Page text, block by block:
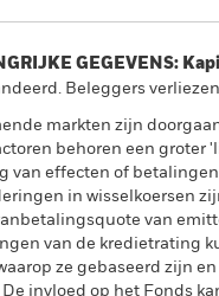
GEGEVENS:
Beleggers
markten zijn
behoren een groter
van effecten of
in wisselkoersen
van
van de kredietrating
ze gebaseerd zijn
De invloed op het Fonds